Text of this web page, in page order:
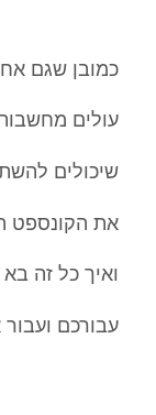
כמובן שגם
עולים מחשבות
שיכולים
את הקונספט
ואיך כל זה בא
עבורכם ועבור